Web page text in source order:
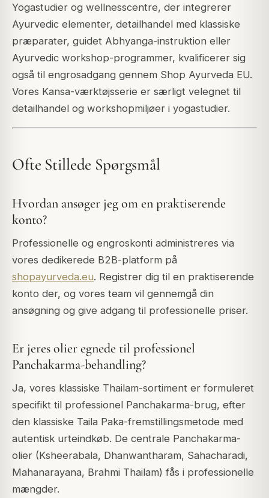
Yogastudier og wellnesscentre, der integrerer
Ayurvedic elementer, detailhandel med klassiske
præparater, guidet Abhyanga-instruktion eller
Ayurvedic workshop-programmer, kvalificerer sig
også til engrosadgang gennem Shop Ayurveda EU.
Vores Kansa-værktøjsserie er særligt velegnet til
detailhandel og workshopmiljøer i yogastudier.
Ofte Stillede Spørgsmål
Hvordan ansøger jeg om en praktiserende
konto?
Professionelle og engroskonti administreres via
vores dedikerede B2B-platform på
shopayurveda.eu. Registrer dig til en praktiserende
konto der, og vores team vil gennemgå din
ansøgning og give adgang til professionelle priser.
Er jeres olier egnede til professionel
Panchakarma-behandling?
Ja, vores klassiske Thailam-sortiment er formuleret
specifikt til professionel Panchakarma-brug, efter
den klassiske Taila Paka-fremstillingsmetode med
autentisk urteindkøb. De centrale Panchakarma-
olier (Ksheerabala, Dhanwantharam, Sahacharadi,
Mahanarayana, Brahmi Thailam) fås i professionelle
mængder.